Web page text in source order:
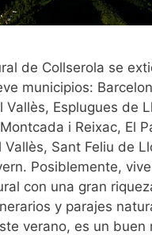
de Collserola se
municipios:
Vallès, Esplugues de
i Reixac, El
Vallès, Sant Feliu de
Posiblemente,
con una gran
y parajes
verano, es un buen